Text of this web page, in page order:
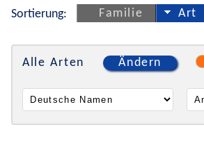
Sortierung: Familie Art
Alle Arten Ändern